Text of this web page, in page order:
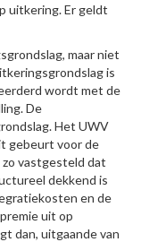
uitkering. Er geldt
maar niet
is
wordt met de
De
Het UWV
gebeurt voor de
vastgesteld dat
dekkend is
en de
uit op
dan, uitgaande van